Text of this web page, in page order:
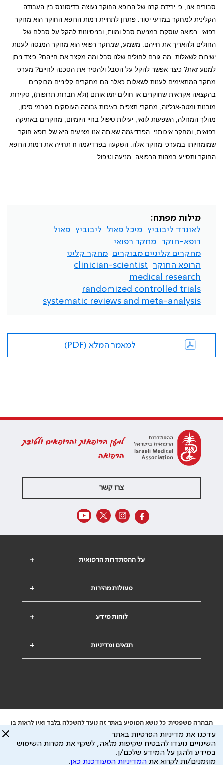
סבורים אנו, כי ירידת קרנו של הרופא החוקר נעוצה בדיסוננס בין העבודה
הקלינית למחקר במדעי יסוד. פתרון לתחיית דמות הרופא החוקר הוא מחקר
רפואי. רפואה עוסקת במניעת סבל ומוות, ובניסיונות להקל על סבלם של
החולים ולהאריך את חייהם. משמע, שמחקר רפואי הוא מחקר המנסה לענות
ישירות לשאלות: מה גורם לחולים שלנו סבל ומה מקצר את חייהם? כיצד ניתן
למנוע זאת? כיצד אפשר להקל על הסבל ולהסיר את הסכנה לחיים? מערכי
מחקר המתאימים לענות לשאלות כאלה הם מחקרים קליניים מבוקרים
בהקצאה אקראית שחוקרים או חולים יזמו אותם (ולא חברות תרופות), סקירות
מובנות ומטה-אנליזה, מחקרי תצפית באיכות גבוהה העוסקים בגורמי סיכון,
מהלך המחלה, השפעות לוואי, יעילות טיפול בחיי היומיום, מחקרים באתיקה
רפואית, ומחקר איכותני. הפרדיגמה שאותה אנו מציעים היא של רופא חוקר
שמומחיותו במערכי מחקר אלה. השקעה בפרדיגמה זו תחייה את דמות הרופא
החוקר ותסייע במהות הרפואה: מניעה וטיפול.
מילות מפתח:
לאונרד ליבוביץ מיכל פאול ליבוביץ פאול
רופא-חוקר
מחקר רפואי
מחקרים קליניים מבוקרים
מחקר קליני
הרופא החוקר
clinician-scientist
medical research
randomized controlled trials
systematic reviews and meta-analysis
למאמר המלא (PDF)
למען הרופאות והרופאים ולטובת
הרפואה
צרו קשר
+ על ההסתדרות הרפואית
+ פעולות מהירות
+ לוחות מידע
+ תנאים ומדיניות
הבהרה משפטית: כל נושא המופיע באתר זה נועד להשכלה בלבד ואין לראות בו
ייעוץ רפואי או משפטי. אין הר"י אחראית לתוכן המתפרסם באתר זה ולכל נזק
שעלול להיגרם.
ידוע לי שהר"י אוספת ושומרת מידע אישי לצורך מתן השרות וכי חלק ממנו עשוי
להיות מועבר לצדדים שלישיים, הכל בכפוף למדיניות הפרטיות
עדכנו את מדיניות הפרטיות באתר.
השינויים נועדו להבטיח שקיפות מלאה, לשקף את מטרות השימוש
במידע ולהגן על המידע שלכם/ן.
מוזמנים/ות לקרוא את המדיניות המעודכנת כאן.